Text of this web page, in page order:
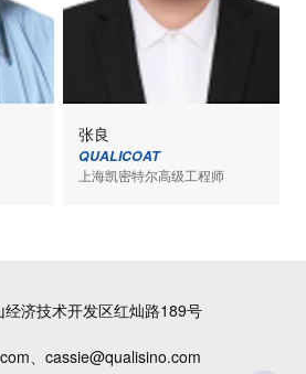
张良
QUALICOAT
上海凯密特尔高级工程师
济技术开发区红灿路189号
、cassie@qualisino.com